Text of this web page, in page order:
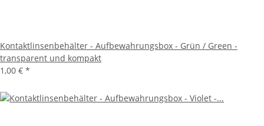
Kontaktlinsenbehälter - Aufbewahrungsbox - Grün / Green -
transparent und kompakt
1,00 € *